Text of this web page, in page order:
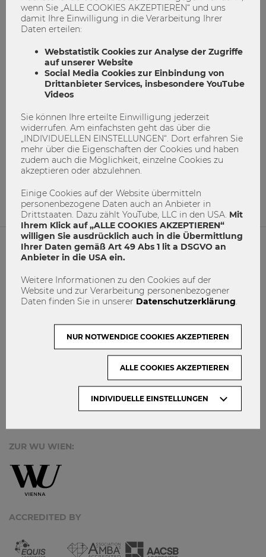
Stars & Sternchen der Werbung
Backham Clooney Forschung
Stars
Werbung
NETIQUETTE
IMPRESSUM
MACH MIT!
DATENSCHUTZ
ZUR WU WIEN:
ACCREDITED BY
wenn Sie „ALLE COOKIES AKZEPTIEREN“ und uns
damit Ihre Einwilligung in die Verarbeitung Ihrer
Daten erteilen:
Webstatistik Cookies zur Analyse der Zugriffe
auf unserer Website
Social Media Cookies zur Einbindung von
Drittanbieter Services, insbesondere YouTube
Videos
Sie können Ihre erteilte Einwilligung jederzeit
widerrufen. Am einfachsten geht das über die
„INDIVIDUELLEN EINSTELLUNGEN“. Dort erfahren Sie
mehr über die Eigenschaften der Cookies und haben
zudem auch die Möglichkeit, einzelne Cookies zu
akzeptieren oder abzulehnen.
Einige Cookies auf der Website übermitteln
personenbezogene Daten auch an Anbieter in
Drittstaaten. Dazu zählt YouTube, LLC in den USA. Mit
Ihrem Klick auf „ALLE COOKIES AKZEPTIEREN“
willigen Sie ausdrücklich auch in die Übermittlung
Ihrer Daten gemäß Art 49 Abs 1 lit a DSGVO an
Anbieter in die USA ein.
Weitere Informationen zu den Cookies auf der
Website und zur Verarbeitung personenbezogener
Daten finden Sie in unserer Datenschutzerklärung
INDIVIDUELLE EINSTELLUNGEN
NUR NOTWENDIGE COOKIES AKZEPTIEREN
ALLE COOKIES AKZEPTIEREN